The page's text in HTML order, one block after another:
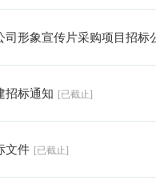
司形象宣传片采购项目招标
招标通知 [已截止]
文件 [已截止]